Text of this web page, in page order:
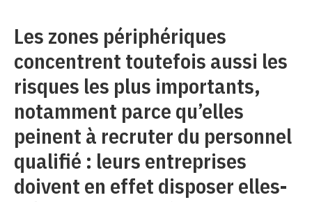
Les zones périphériques
concentrent toutefois aussi les
risques les plus importants,
notamment parce qu’elles
peinent à recruter du personnel
qualifié : leurs entreprises
doivent en effet disposer elles-